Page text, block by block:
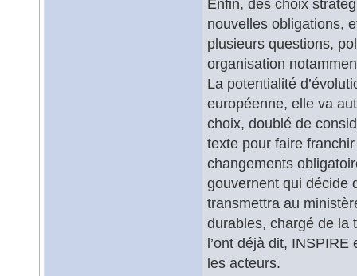
Enfin, des choix
nouvelles obligations,
plusieurs questions,
organisation
La potentialité
européenne, elle va
choix, doublé de
texte pour faire
changements
gouvernent qui décide
transmettra au
durables, chargé de la
l’ont déjà dit,
les acteurs.